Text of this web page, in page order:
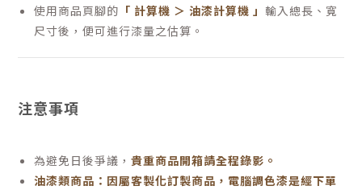
使用商品頁腳的 「 計算機 ＞ 油漆計算機 」 輸入總長、寬
尺寸後，便可進行漆量之估算。
注意事項
為避免日後爭議， 貴重商品開箱請全程錄影。
油漆類商品：因屬客製化訂製商品，電腦調色漆是經下單